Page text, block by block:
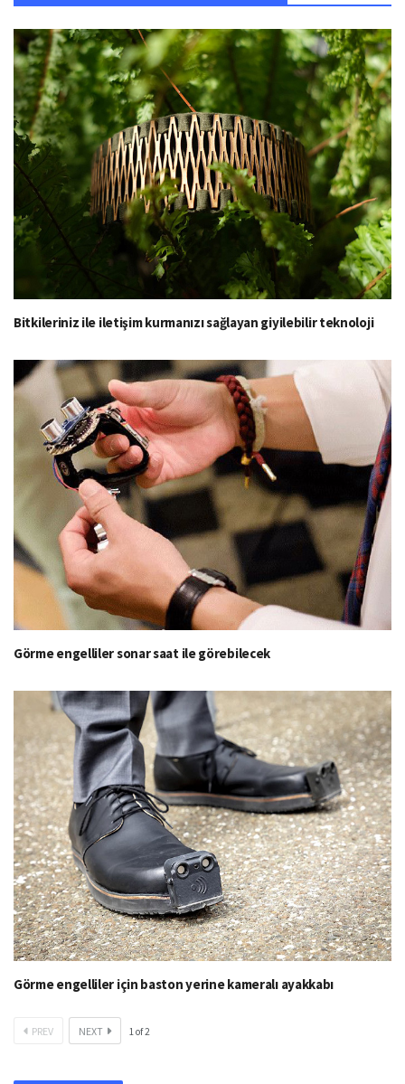
Bitkileriniz ile iletişim kurmanızı sağlayan giyilebilir teknoloji
Görme engelliler sonar saat ile görebilecek
Görme engelliler için baston yerine kameralı ayakkabı
PREV NEXT 1 of2